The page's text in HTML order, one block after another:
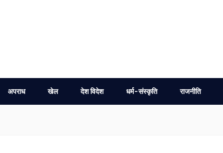
अपराध खेल देश विदेश धर्म-संस्कृति राजनीति